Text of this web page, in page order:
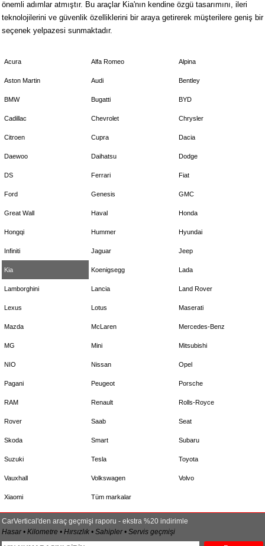
önemli adımlar atmıştır. Bu araçlar Kia'nın kendine özgü tasarımını, ileri
teknolojilerini ve güvenlik özelliklerini bir araya getirerek müşterilere geniş bir
seçenek yelpazesi sunmaktadır.
Acura Alfa Romeo Alpina
Aston Martin Audi Bentley
BMW Bugatti BYD
Cadillac Chevrolet Chrysler
Citroen Cupra Dacia
Daewoo Daihatsu Dodge
DS Ferrari Fiat
Ford Genesis GMC
Great Wall Haval Honda
Hongqi Hummer Hyundai
Infiniti Jaguar Jeep
Kia Koenigsegg Lada
Lamborghini Lancia Land Rover
Lexus Lotus Maserati
Mazda McLaren Mercedes-Benz
MG Mini Mitsubishi
NIO Nissan Opel
Pagani Peugeot Porsche
RAM Renault Rolls-Royce
Rover Saab Seat
Skoda Smart Subaru
Suzuki Tesla Toyota
Vauxhall Volkswagen Volvo
Xiaomi Tüm markalar
CarVertical'den araç geçmişi raporu - ekstra %20 indirimle
Hasar • Kilometre • Hırsızlık • Sahipler • Servis geçmişi